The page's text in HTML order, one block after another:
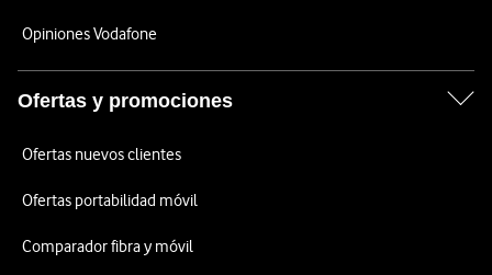
Opiniones Vodafone
Ofertas y promociones
Ofertas nuevos clientes
Ofertas portabilidad móvil
Comparador fibra y móvil